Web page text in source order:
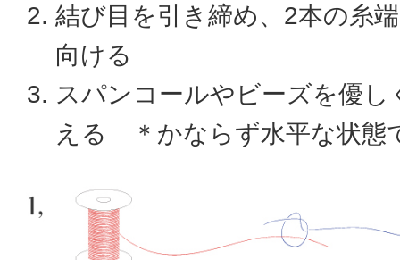
結び目を引き締め、2本の糸
向ける
スパンコールやビーズを優し
える ＊かならず水平な状態